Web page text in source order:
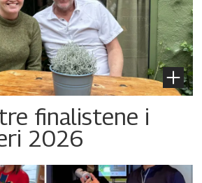
finalistene i
2026